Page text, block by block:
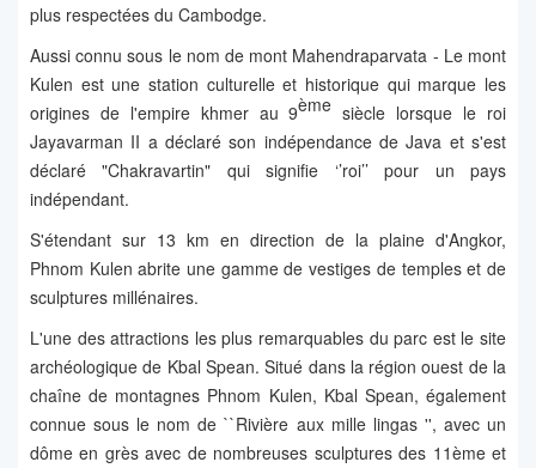
plus respectées du Cambodge.
Aussi connu sous le nom de mont Mahendraparvata - Le mont
Kulen est une station culturelle et historique qui marque les
origines de l'empire khmer au 9ème siècle lorsque le roi
Jayavarman II a déclaré son indépendance de Java et s'est
déclaré "Chakravartin" qui signifie ‘’roi’’ pour un pays
indépendant.
S'étendant sur 13 km en direction de la plaine d'Angkor,
Phnom Kulen abrite une gamme de vestiges de temples et de
sculptures millénaires.
L'une des attractions les plus remarquables du parc est le site
archéologique de Kbal Spean. Situé dans la région ouest de la
chaîne de montagnes Phnom Kulen, Kbal Spean, également
connue sous le nom de ``Rivière aux mille lingas '', avec un
dôme en grès avec de nombreuses sculptures des 11ème et